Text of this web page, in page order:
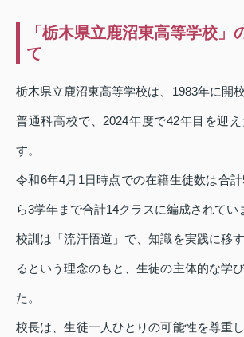
「栃木県立鹿沼東高等学校」
て
栃木県立鹿沼東高等学校は、1983年に開
普通科高校で、2024年度で42年目を迎
す。
令和6年4月1日時点での在籍生徒数は合
ら3学年まで合計14クラスに編成されてい
校訓は「流汗悟道」で、知識を実践に移
るという理念のもと、生徒の主体的な学
た。
校長は、生徒一人ひとりの可能性を尊重